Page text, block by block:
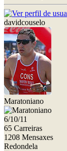
davidcouselo
Maratoniano
6/10/11
65 Carreiras
1208 Mensaxes
Redondela